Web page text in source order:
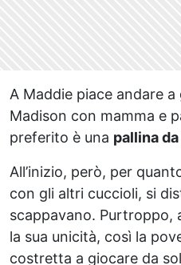
A Maddie piace andare
Madison con mamma e
preferito è una pallina
All’inizio, però, per
con gli altri cuccioli, si
scappavano. Purtroppo,
la sua unicità, così la
costretta a giocare da